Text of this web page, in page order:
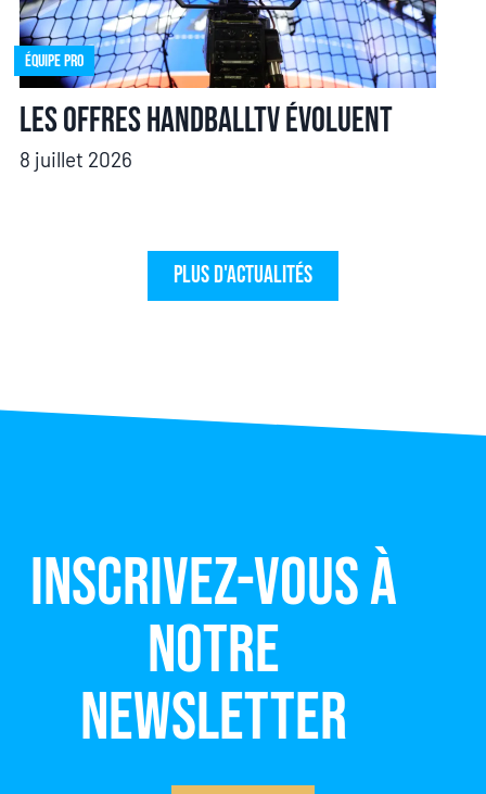
Équipe pro
Les offres HandballTV évoluent
8 juillet 2026
Plus d'actualités
Inscrivez-vous à
notre
newsletter